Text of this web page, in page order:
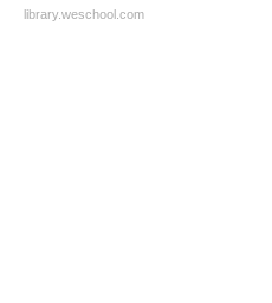
library.weschool.com